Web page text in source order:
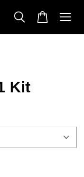
Kit